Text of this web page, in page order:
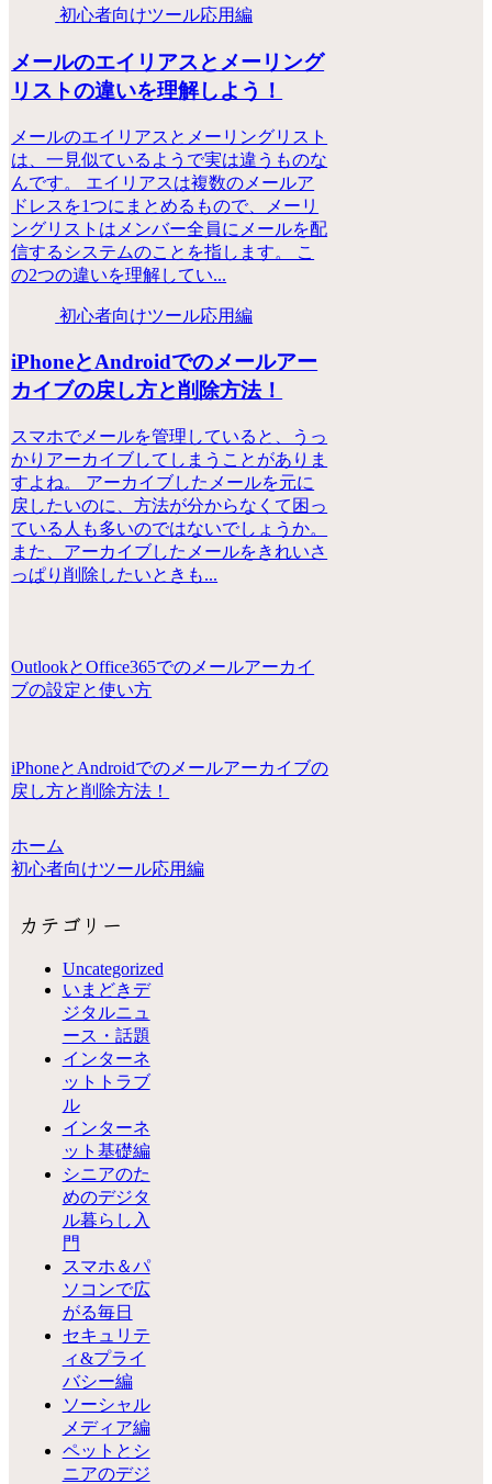
初心者向けツール応用編
メールのエイリアスとメーリング
リストの違いを理解しよう！
メールのエイリアスとメーリングリスト
は、一見似ているようで実は違うものな
んです。 エイリアスは複数のメールア
ドレスを1つにまとめるもので、メーリ
ングリストはメンバー全員にメールを配
信するシステムのことを指します。 こ
の2つの違いを理解してい...
初心者向けツール応用編
iPhoneとAndroidでのメールアー
カイブの戻し方と削除方法！
スマホでメールを管理していると、うっ
かりアーカイブしてしまうことがありま
すよね。 アーカイブしたメールを元に
戻したいのに、方法が分からなくて困っ
ている人も多いのではないでしょうか。
また、アーカイブしたメールをきれいさ
っぱり削除したいときも...
OutlookとOffice365でのメールアーカイ
ブの設定と使い方
iPhoneとAndroidでのメールアーカイブの
戻し方と削除方法！
ホーム
初心者向けツール応用編
カテゴリー
Uncategorized
いまどきデ
ジタルニュ
ース・話題
インターネ
ットトラブ
ル
インターネ
ット基礎編
シニアのた
めのデジタ
ル暮らし入
門
スマホ＆パ
ソコンで広
がる毎日
セキュリテ
ィ&プライ
バシー編
ソーシャル
メディア編
ペットとシ
ニアのデジ